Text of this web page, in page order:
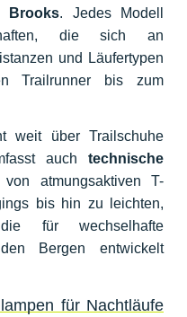
Brooks. Jedes Modell
die sich an
und Läufertypen
Trailrunner bis zum
weit über Trailschuhe
auch technische
von atmungsaktiven T-
bis hin zu leichten,
für wechselhafte
Bergen entwickelt
für Nachtläufe